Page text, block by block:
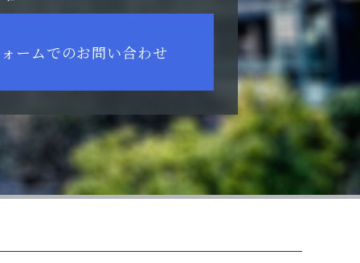
ームでのお問い合わせ